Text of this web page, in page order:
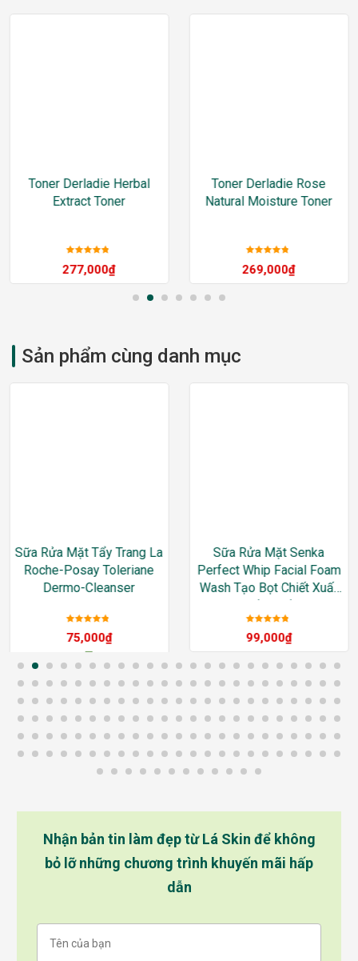
Toner Derladie Herbal
Extract Toner
hạng5sao
277,000₫
Toner Derladie Rose
Natural Moisture Toner
hạng5sao
269,000₫
Sản phẩm cùng danh mục
Sữa Rửa Mặt Tẩy Trang La
Roche-Posay Toleriane
Dermo-Cleanser
hạng 5sao
75,000₫
–
392,000₫
Sữa Rửa Mặt Senka
Perfect Whip Facial Foam
Wash Tạo Bọt Chiết Xuất
Tơ Tằm Trắng
hạng5sao
99,000₫
Nhận bản tin làm đẹp từ Lá Skin để không
bỏ lỡ những chương trình khuyến mãi hấp
dẫn